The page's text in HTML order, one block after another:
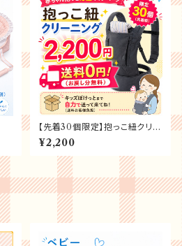
【先着30個限定】抱っこ紐クリー
ニング 赤ちゃん応援キャンペ
ーン
¥2,200